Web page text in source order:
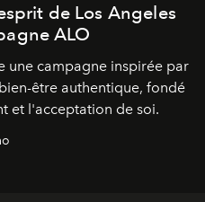
de Los Angeles
ALO
une campagne inspirée par
être authentique, fondé
et l'acceptation de soi.